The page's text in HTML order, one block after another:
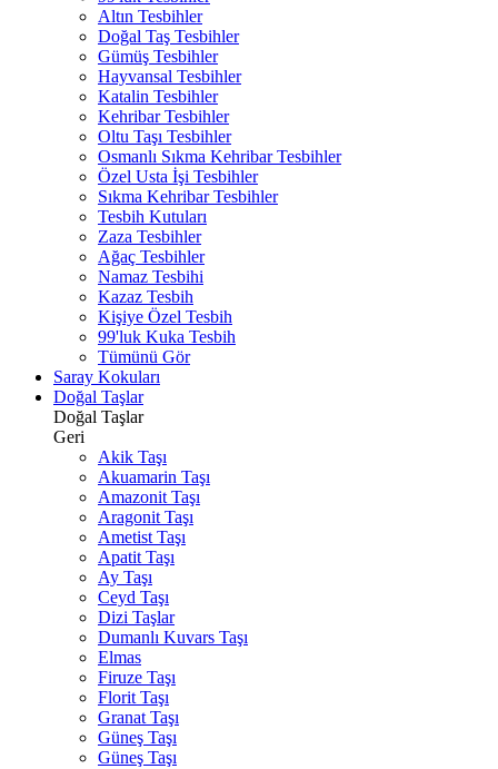
Altın Tesbihler
Doğal Taş Tesbihler
Gümüş Tesbihler
Hayvansal Tesbihler
Katalin Tesbihler
Kehribar Tesbihler
Oltu Taşı Tesbihler
Osmanlı Sıkma Kehribar Tesbihler
Özel Usta İşi Tesbihler
Sıkma Kehribar Tesbihler
Tesbih Kutuları
Zaza Tesbihler
Ağaç Tesbihler
Namaz Tesbihi
Kazaz Tesbih
Kişiye Özel Tesbih
99'luk Kuka Tesbih
Tümünü Gör
Saray Kokuları
Doğal Taşlar
Doğal Taşlar
Geri
Akik Taşı
Akuamarin Taşı
Amazonit Taşı
Aragonit Taşı
Ametist Taşı
Apatit Taşı
Ay Taşı
Ceyd Taşı
Dizi Taşlar
Dumanlı Kuvars Taşı
Elmas
Firuze Taşı
Florit Taşı
Granat Taşı
Güneş Taşı
Güneş Taşı